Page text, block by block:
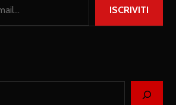
ISCRIVITI